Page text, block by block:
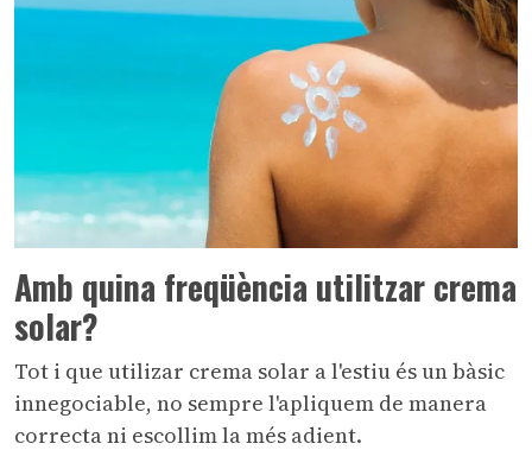
Amb quina freqüència utilitzar crema
solar?
Tot i que utilizar crema solar a l'estiu és un bàsic
innegociable, no sempre l'apliquem de manera
correcta ni escollim la més adient.